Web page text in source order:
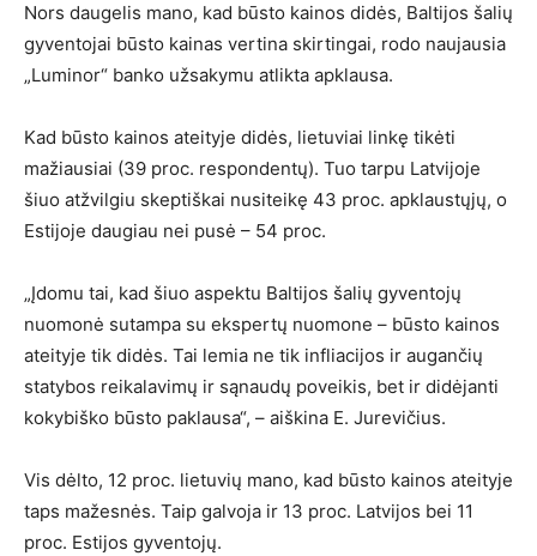
Nors daugelis mano, kad būsto kainos didės, Baltijos šalių
gyventojai būsto kainas vertina skirtingai, rodo naujausia
„Luminor“ banko užsakymu atlikta apklausa.
Kad būsto kainos ateityje didės, lietuviai linkę tikėti
mažiausiai (39 proc. respondentų). Tuo tarpu Latvijoje
šiuo atžvilgiu skeptiškai nusiteikę 43 proc. apklaustųjų, o
Estijoje daugiau nei pusė – 54 proc.
„Įdomu tai, kad šiuo aspektu Baltijos šalių gyventojų
nuomonė sutampa su ekspertų nuomone – būsto kainos
ateityje tik didės. Tai lemia ne tik infliacijos ir augančių
statybos reikalavimų ir sąnaudų poveikis, bet ir didėjanti
kokybiško būsto paklausa“, – aiškina E. Jurevičius.
Vis dėlto, 12 proc. lietuvių mano, kad būsto kainos ateityje
taps mažesnės. Taip galvoja ir 13 proc. Latvijos bei 11
proc. Estijos gyventojų.